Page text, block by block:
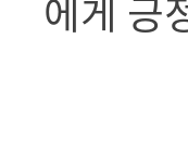
에게 긍